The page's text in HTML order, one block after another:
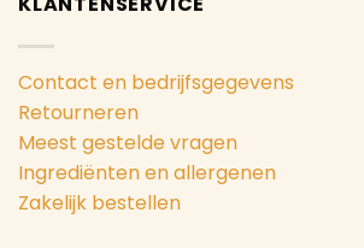
Contact en bedrijfsgegevens
Retourneren
Meest gestelde vragen
Ingrediënten en allergenen
Zakelijk bestellen